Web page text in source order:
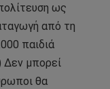
ως
από τη
παιδιά
Δεν μπορεί
θα